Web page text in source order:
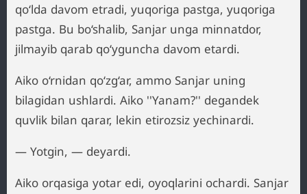
qo‘lda davom etradi, yuqoriga pastga, yuqoriga
pastga. Bu bo‘shalib, Sanjar unga minnatdor,
jilmayib qarab qo‘yguncha davom etardi.
Aiko o‘rnidan qo‘zg‘ar, ammo Sanjar uning
bilagidan ushlardi. Aiko ''Yanam?'' degandek
quvlik bilan qarar, lekin etirozsiz yechinardi.
— Yotgin, — deyardi.
Aiko orqasiga yotar edi, oyoqlarini ochardi. Sanjar